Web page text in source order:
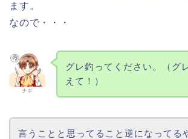
ます。
なので・・・
ナギ
グレ釣ってください。（グ
えて！）
言うことと思ってること逆になってる